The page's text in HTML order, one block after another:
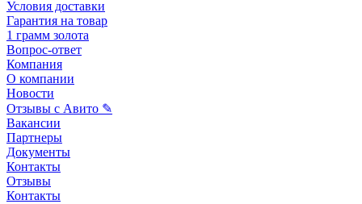
Условия доставки
Гарантия на товар
1 грамм золота
Вопрос-ответ
Компания
О компании
Новости
Отзывы с Авито ✎
Вакансии
Партнеры
Документы
Контакты
Отзывы
Контакты